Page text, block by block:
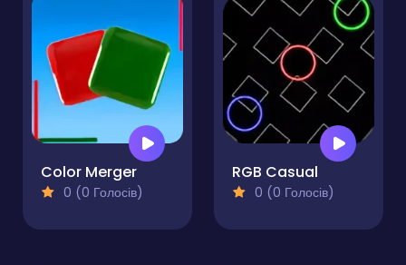
Color Merger
0 (0 Голосів)
RGB Casual
0 (0 Голосів)